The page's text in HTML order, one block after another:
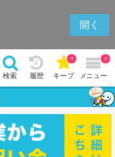
開く
検索 履歴 キープ
0
メニュー
0